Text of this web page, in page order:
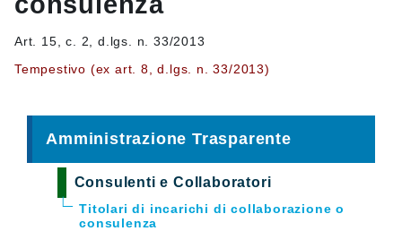
Art. 15, c. 2, d.lgs. n. 33/2013
Tempestivo (ex art. 8, d.lgs. n. 33/2013)
Amministrazione Trasparente
Consulenti e Collaboratori
Titolari di incarichi di collaborazione o
consulenza